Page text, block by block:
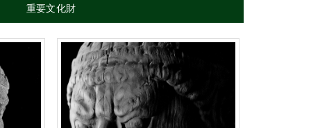
重要文化財